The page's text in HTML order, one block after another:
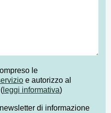
le
e autorizzo al
leggi informativa)
di informazione